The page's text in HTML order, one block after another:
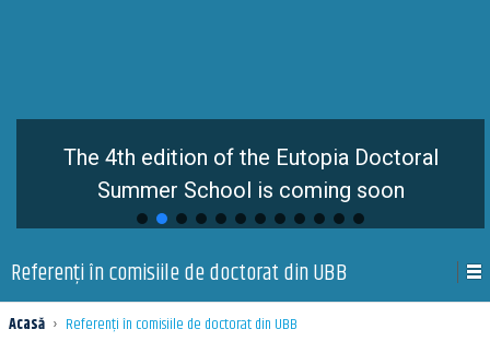
The 4th edition of the Eutopia Doctoral
Summer School is coming soon
Referenți în comisiile de doctorat din UBB
Acasă › Referenți în comisiile de doctorat din UBB